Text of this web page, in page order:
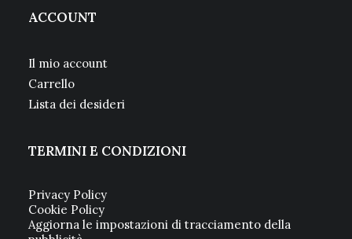
ACCOUNT
Il mio account
Carrello
Lista dei desideri
TERMINI E CONDIZIONI
Privacy Policy
Cookie Policy
Aggiorna le impostazioni di tracciamento della